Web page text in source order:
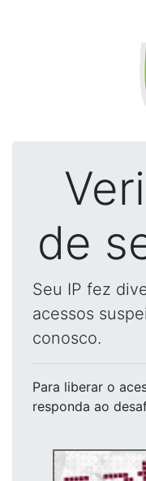
de
Seu IP fez
acessos
conosco.
Para liberar o
responda ao